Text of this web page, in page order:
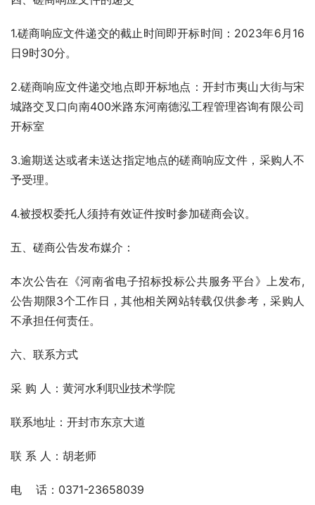
1.磋商响应文件递交的截止时间即开标时间：2023年6月16
日9时30分。
2.磋商响应文件递交地点即开标地点：开封市夷山大街与宋
城路交叉口向南400米路东河南德泓工程管理咨询有限公司
开标室
3.逾期送达或者未送达指定地点的磋商响应文件，采购人不
予受理。
4.被授权委托人须持有效证件按时参加磋商会议。
五、磋商公告发布媒介：
本次公告在《河南省电子招标投标公共服务平台》上发布,
公告期限3个工作日，其他相关网站转载仅供参考，采购人
不承担任何责任。
六、联系方式
采 购 人：黄河水利职业技术学院
联系地址：开封市东京大道
联 系 人：胡老师
电    话：0371-23658039